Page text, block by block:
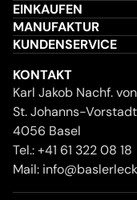
EINKAUFEN
MANUFAKTUR
KUNDENSERVICE
KONTAKT
Karl Jakob Nachf.
St. Johanns-
4056 Basel
Tel.:+41 61 322 08 18
Mail: